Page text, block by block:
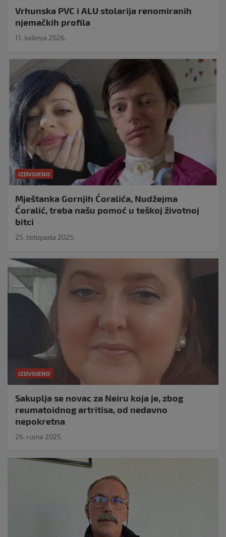
Vrhunska PVC i ALU stolarija renomiranih
njemačkih profila
11. svibnja 2026.
IZDVOJENO
Mještanka Gornjih Ćoralića, Nudžejma
Ćoralić, treba našu pomoć u teškoj životnoj
bitci
25. listopada 2025.
IZDVOJENO
Sakuplja se novac za Neiru koja je, zbog
reumatoidnog artritisa, od nedavno
nepokretna
26. rujna 2025.